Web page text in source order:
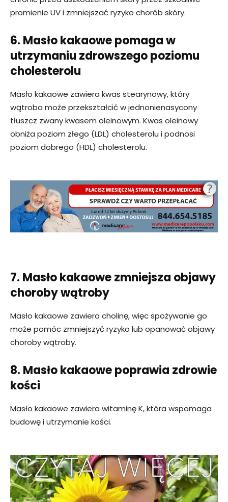
promienie UV i zmniejszać ryzyko chorób skóry.
6. Masło kakaowe pomaga w
utrzymaniu zdrowszego poziomu
cholesterolu
Masło kakaowe zawiera kwas stearynowy, który
wątroba może przekształcić w jednonienasycony
tłuszcz zwany kwasem oleinowym. Kwas oleinowy
obniża poziom złego (LDL) cholesterolu i podnosi
poziom dobrego (HDL) cholesterolu.
7. Masło kakaowe zmniejsza objawy
choroby wątroby
Masło kakaowe zawiera cholinę, więc spożywanie go
może pomóc zmniejszyć ryzyko lub opanować objawy
choroby wątroby.
8. Masło kakaowe poprawia zdrowie
kości
Masło kakaowe zawiera witaminę K, która wspomaga
budowę i utrzymanie kości.